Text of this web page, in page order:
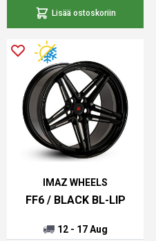
Lisää ostoskoriin
IMAZ WHEELS
FF6 / BLACK BL-LIP
12 - 17 Aug